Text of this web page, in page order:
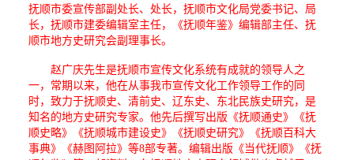
抚顺市委宣传部副处长、处长，抚顺市文化局党委书记、局
长，抚顺市建委编辑室主任，《抚顺年鉴》编辑部主任、抚
顺市地方史研究会副理事长。
赵广庆先生是抚顺市宣传文化系统有成就的领导人之
一，常期以来，他在从事我市宣传文化工作领导工作的同
时，致力于抚顺史、清前史、辽东史、东北民族史研究，是
知名的地方史研究专家。他先后撰写出版《抚顺通史》《抚
顺史略》《抚顺城市建设史》《抚顺史研究》《抚顺百科大
事典》《赫图阿拉》等8部专著。编辑出版《当代抚顺》《抚